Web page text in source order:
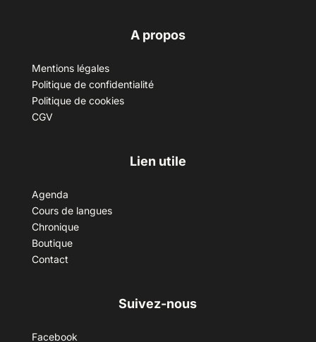
A propos
Mentions légales
Politique de confidentialité
Politique de cookies
CGV
Lien utile
Agenda
Cours de langues
Chronique
Boutique
Contact
Suivez-nous
Facebook